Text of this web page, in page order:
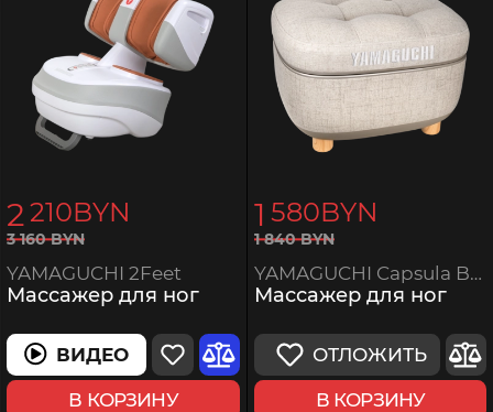
2 210BYN
3 160BYN
YAMAGUCHI 2Feet
Массажер для ног
ВИДЕО
В КОРЗИНУ
1 580BYN
1 840BYN
YAMAGUCHI Capsula Beige
Массажер для ног
ОТЛОЖИТЬ
В КОРЗИНУ